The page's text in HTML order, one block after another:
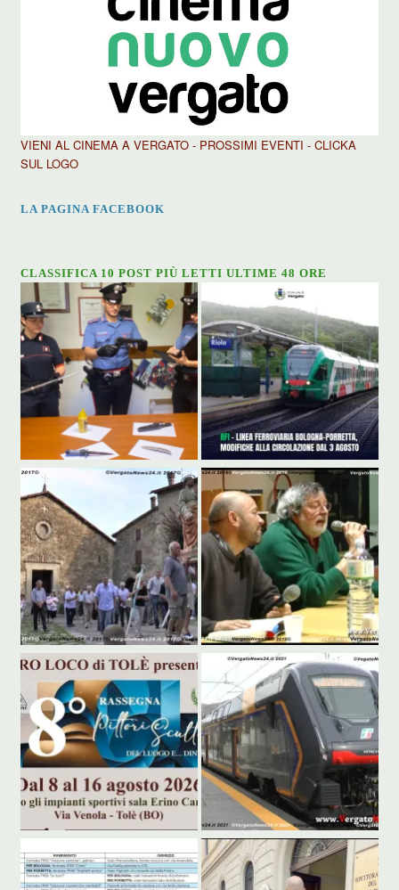
VIENI AL CINEMA A VERGATO - PROSSIMI EVENTI - CLICKA
SUL LOGO
LA PAGINA FACEBOOK
CLASSIFICA 10 POST PIÙ LETTI ULTIME 48 ORE